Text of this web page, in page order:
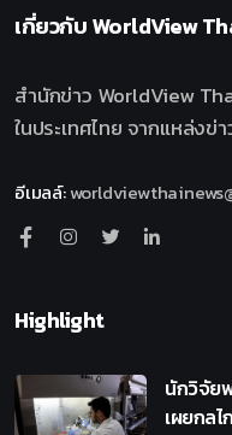
เกี่ยวกับWorldView
สำนักข่าว WorldView
ในประเทศไทย จากแหล่งข่
อีเมลล์:
Highlight
นักวิจัย
เผยกลไ